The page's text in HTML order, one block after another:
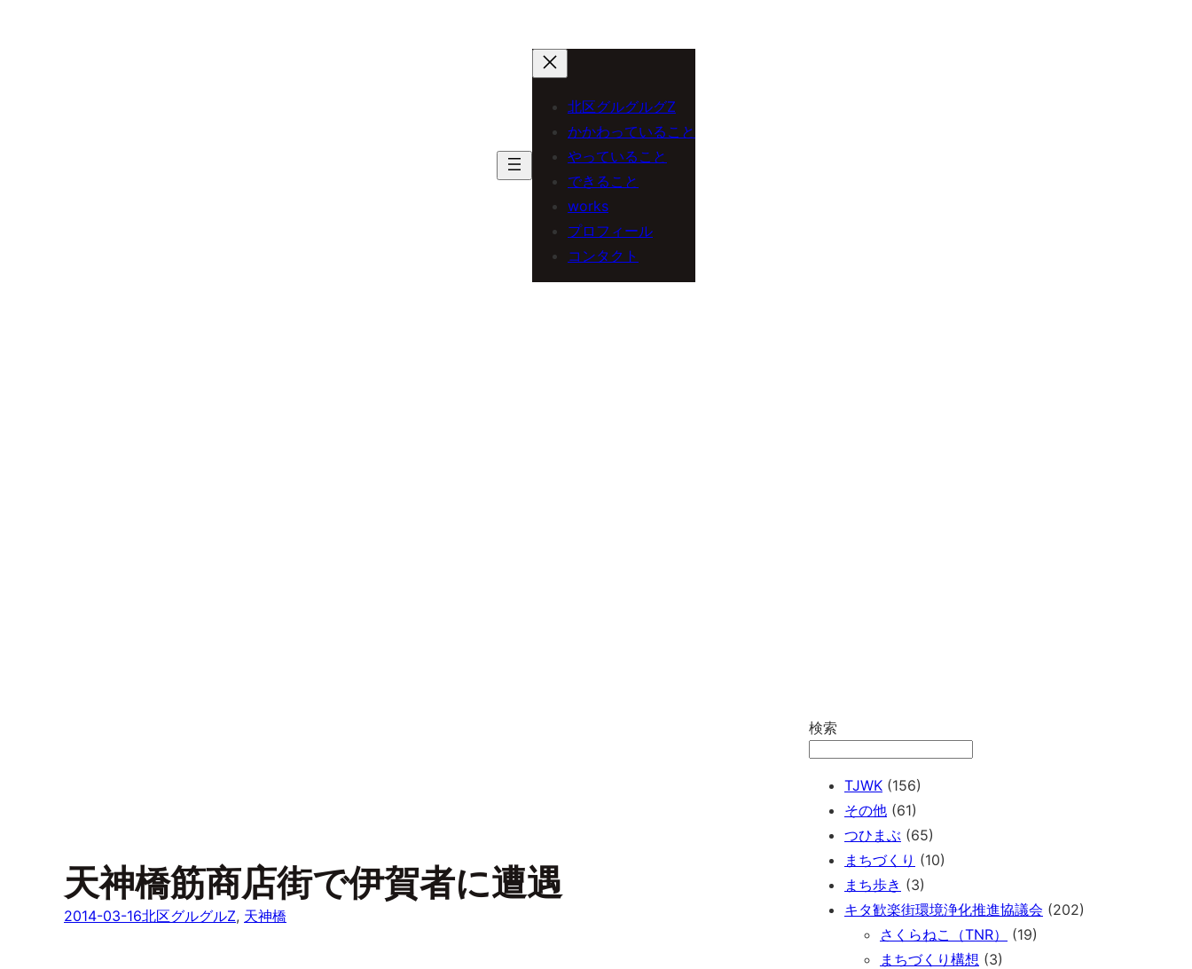
北区グルグルグZ
かかわっていること
やっていること
できること
works
プロフィール
コンタクト
天神橋筋商店街で伊賀者に遭遇
2014-03-16北区グルグルZ, 天神橋
検索
TJWK (156)
その他 (61)
つひまぶ (65)
まちづくり (10)
まち歩き (3)
キタ歓楽街環境浄化推進協議会 (202)
さくらねこ（TNR）
(19)
まちづくり構想 (3)